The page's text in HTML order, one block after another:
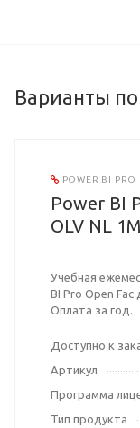
Варианты
POWER BI PRO
Power BI
OLV NL
Учебная
BI Pro Open
Оплата за год.
Доступно к
Артикул
Программа
Тип продукта